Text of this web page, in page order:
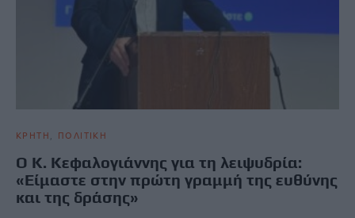
ΚΡΗΤΗ ΠΟΛΙΤΙΚΗ
Ο Κ. Κεφαλογιάννης για τη λειψυδρία:
«Είμαστε στην πρώτη γραμμή της ευθύνης
και της δράσης»